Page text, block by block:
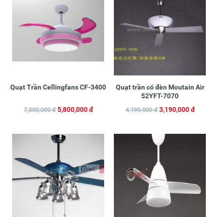
Quạt Trần Cellingfans CF-3400
7,500,000 đ 5,800,000 đ
Quạt trần có đèn Moutain Air
52YFT-7070
4,190,000 đ 3,190,000 đ